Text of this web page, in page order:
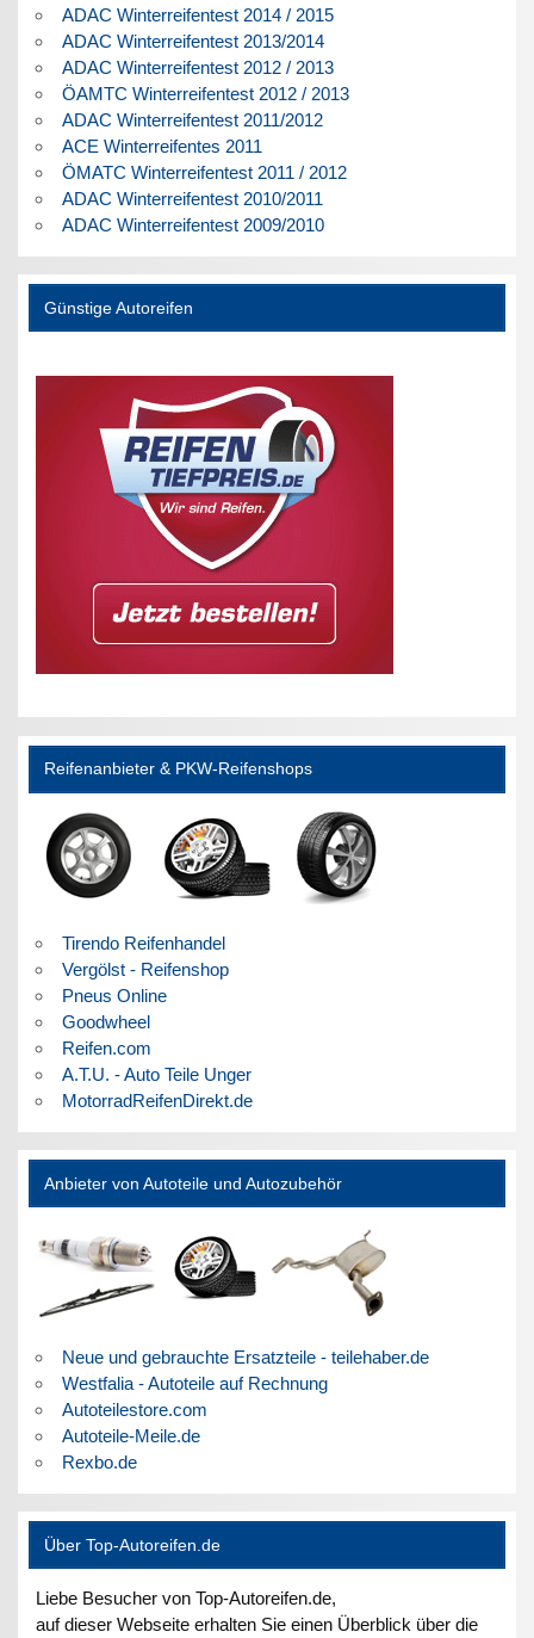
ADAC Winterreifentest 2014 / 2015
ADAC Winterreifentest 2013/2014
ADAC Winterreifentest 2012 / 2013
ÖAMTC Winterreifentest 2012 / 2013
ADAC Winterreifentest 2011/2012
ACE Winterreifentes 2011
ÖMATC Winterreifentest 2011 / 2012
ADAC Winterreifentest 2010/2011
ADAC Winterreifentest 2009/2010
Günstige Autoreifen
Reifenanbieter & PKW-Reifenshops
Tirendo Reifenhandel
Vergölst - Reifenshop
Pneus Online
Goodwheel
Reifen.com
A.T.U. - Auto Teile Unger
MotorradReifenDirekt.de
Anbieter von Autoteile und Autozubehör
Neue und gebrauchte Ersatzteile - teilehaber.de
Westfalia - Autoteile auf Rechnung
Autoteilestore.com
Autoteile-Meile.de
Rexbo.de
Über Top-Autoreifen.de
Liebe Besucher von Top-Autoreifen.de,
auf dieser Webseite erhalten Sie einen Überblick über die